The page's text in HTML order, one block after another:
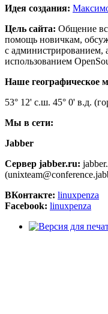
Идея создания:
Цель сайта: Общение
помощь новичкам,
с администрированием,
использованием
Наше географическое
53° 12' с.ш. 45° 0' в.д.
Мы в сети:
Jabber
Сервер jabber.ru:
ВКонтакте: linuxpenza
Facebook: linuxpenza